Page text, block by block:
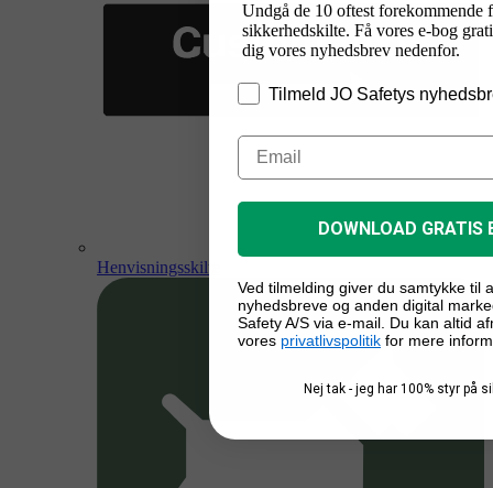
Henvisningsskilte
Undgå de 10 oftest forekommende
sikkerhedskilte. Få vores e-bog
dig vores nyhedsbrev nedenfor.
Tilmeld JO Safetys
DOWNLOAD GRATIS
Ved tilmelding giver du samtykke til
nyhedsbreve og anden digital
Safety A/S via e-mail. Du kan altid
vores privatlivspolitik for mere
Nej tak - jeg har 100% styr på